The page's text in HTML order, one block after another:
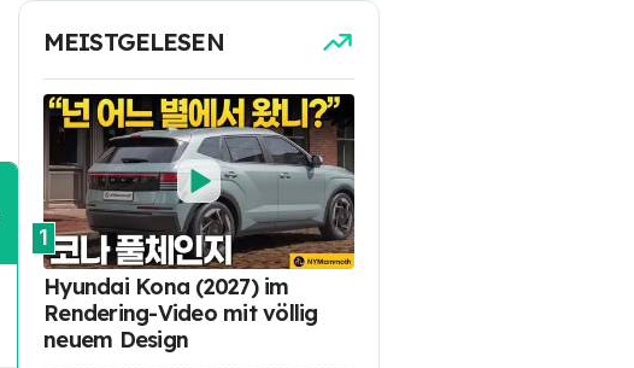
MEISTGELESEN
1
Hyundai Kona (2027) im
Rendering-Video mit völlig
neuem Design